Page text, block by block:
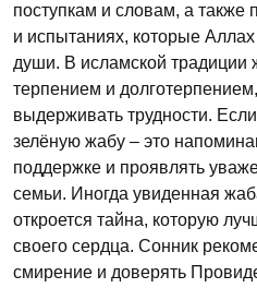
поступкам и словам, а также
и испытаниях, которые
души. В исламской традиции
терпением и
выдерживать трудности.
зелёную жабу – это
поддержке и проявлять
семьи. Иногда увиденная
откроется тайна, которую
своего сердца. Сонник
смирение и доверять